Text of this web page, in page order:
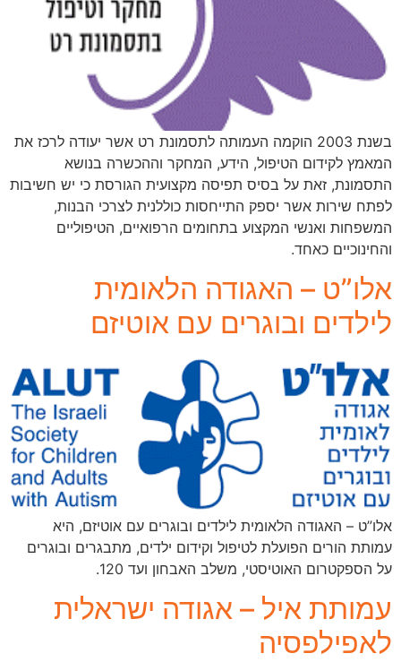
בשנת 2003 הוקמה העמותה לתסמונת רט אשר יעודה לרכז את
המאמץ לקידום הטיפול, הידע, המחקר וההכשרה בנושא
התסמונת, זאת על בסיס תפיסה מקצועית הגורסת כי יש חשיבות
לפתח שירות אשר יספק התייחסות כוללנית לצרכי הבנות,
המשפחות ואנשי המקצוע בתחומים הרפואיים, הטיפוליים
והחינוכיים כאחד.
אלו”ט – האגודה הלאומית
לילדים ובוגרים עם אוטיזם
אלו”ט – האגודה הלאומית לילדים ובוגרים עם אוטיזם, היא
עמותת הורים הפועלת לטיפול וקידום ילדים, מתבגרים ובוגרים
על הספקטרום האוטיסטי, משלב האבחון ועד 120.
עמותת איל – אגודה ישראלית
לאפילפסיה